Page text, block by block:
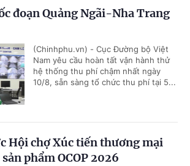
đoạn Quảng Ngãi-Nha Trang
(Chinhphu.vn) - Cục Đường bộ Việt
Nam yêu cầu hoàn tất vận hành thử
hệ thống thu phí chậm nhất ngày
10/8, sẵn sàng tổ chức thu phí tại 5...
Hội chợ Xúc tiến thương mại
phẩm OCOP 2026